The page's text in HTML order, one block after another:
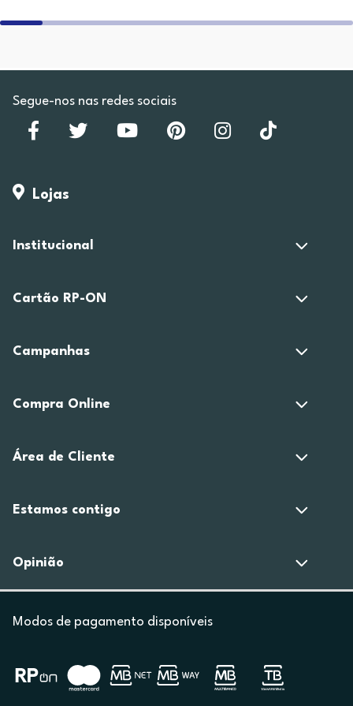
Segue-nos nas redes sociais
Lojas
Institucional
Cartão RP-ON
Campanhas
Compra Online
Área de Cliente
Estamos contigo
Opinião
Modos de pagamento disponíveis